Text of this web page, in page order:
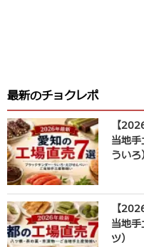
最新のチョクレポ
【
当地
ういろ）
【
当地
ツ）